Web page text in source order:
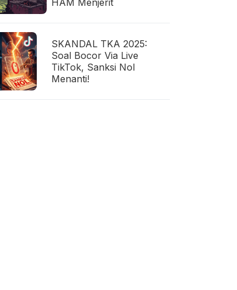
HAM Menjerit
SKANDAL TKA 2025:
Soal Bocor Via Live
TikTok, Sanksi Nol
Menanti!